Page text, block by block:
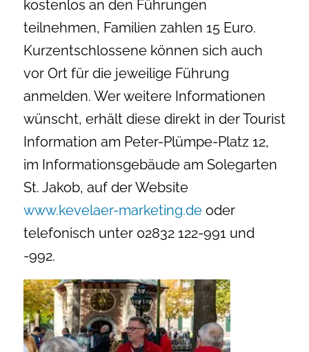
kostenlos an den Führungen
teilnehmen, Familien zahlen 15 Euro.
Kurzentschlossene können sich auch
vor Ort für die jeweilige Führung
anmelden. Wer weitere Informationen
wünscht, erhält diese direkt in der Tourist
Information am Peter-Plümpe-Platz 12,
im Informationsgebäude am Solegarten
St. Jakob, auf der Website
www.kevelaer-marketing.deoder
telefonisch unter 02832 122-991 und
-992.